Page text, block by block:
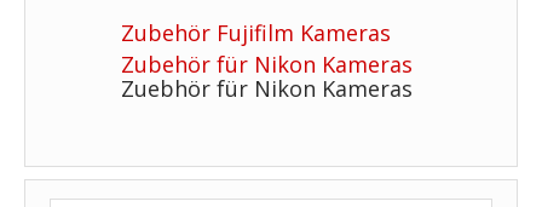
Zubehör Fujifilm Kameras
Zubehör für Nikon Kameras
Zuebhör für Nikon Kameras